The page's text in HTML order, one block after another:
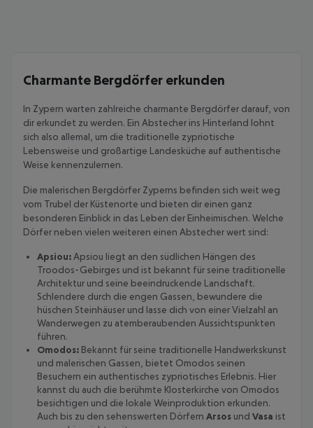
Charmante Bergdörfer erkunden
In Zypern warten zahlreiche charmante Bergdörfer darauf, von
dir erkundet zu werden. Ein Abstecher ins Hinterland lohnt
sich also allemal, um die traditionelle zypriotische
Lebensweise und großartige Landesküche auf authentische
Weise kennenzulernen.
Die malerischen Bergdörfer Zyperns befinden sich weit weg
vom Trubel der Küstenorte und bieten dir einen ganz
besonderen Einblick in das Leben der Einheimischen. Welche
Dörfer neben vielen weiteren einen Abstecher wert sind:
Apsiou: Apsiou liegt an den südlichen Hängen des
Troodos-Gebirges und ist bekannt für seine traditionelle
Architektur und seine beeindruckende Landschaft.
Schlendere durch die engen Gassen, bewundere die
hüschen Steinhäuser und lasse dich von einer Vielzahl an
Wanderwegen zu atemberaubenden Aussichtspunkten
führen.
Omodos: Bekannt für seine traditionelle Handwerkskunst
und malerischen Gassen, bietet Omodos seinen
Besuchern ein authentisches zypriotisches Erlebnis. Hier
kannst du auch die berühmte Klosterkirche von Omodos
besichtigen und die lokale Weinproduktion erkunden.
Auch bis zu den sehenswerten Dörfern Arsos und Vasa ist